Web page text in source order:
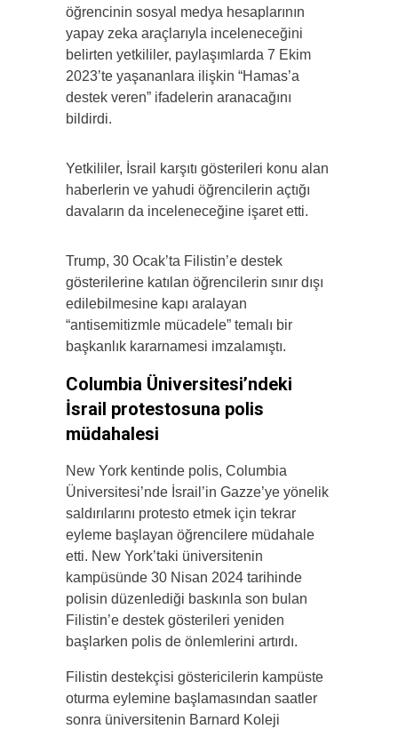
öğrencinin sosyal medya hesaplarının
yapay zeka araçlarıyla inceleneceğini
belirten yetkililer, paylaşımlarda 7 Ekim
2023’te yaşananlara ilişkin “Hamas’a
destek veren” ifadelerin aranacağını
bildirdi.
Yetkililer, İsrail karşıtı gösterileri konu alan
haberlerin ve yahudi öğrencilerin açtığı
davaların da inceleneceğine işaret etti.
Trump, 30 Ocak’ta Filistin’e destek
gösterilerine katılan öğrencilerin sınır dışı
edilebilmesine kapı aralayan
“antisemitizmle mücadele” temalı bir
başkanlık kararnamesi imzalamıştı.
Columbia Üniversitesi’ndeki
İsrail protestosuna polis
müdahalesi
New York kentinde polis, Columbia
Üniversitesi’nde İsrail’in Gazze’ye yönelik
saldırılarını protesto etmek için tekrar
eyleme başlayan öğrencilere müdahale
etti. New York’taki üniversitenin
kampüsünde 30 Nisan 2024 tarihinde
polisin düzenlediği baskınla son bulan
Filistin’e destek gösterileri yeniden
başlarken polis de önlemlerini artırdı.
Filistin destekçisi göstericilerin kampüste
oturma eylemine başlamasından saatler
sonra üniversitenin Barnard Koleji